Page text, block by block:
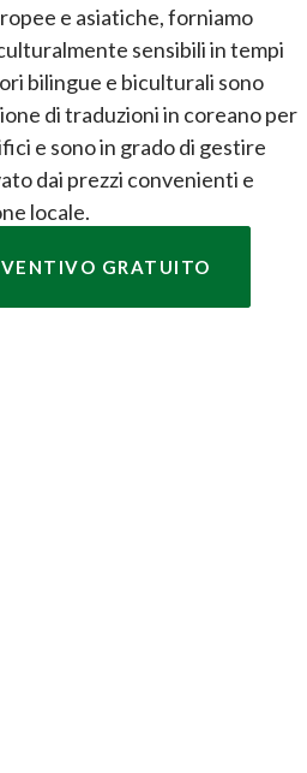
e asiatiche, forniamo
sensibili in tempi
bilingue e biculturali sono
di traduzioni in coreano per
e sono in grado di gestire
dai prezzi convenienti e
locale.
GRATUITO